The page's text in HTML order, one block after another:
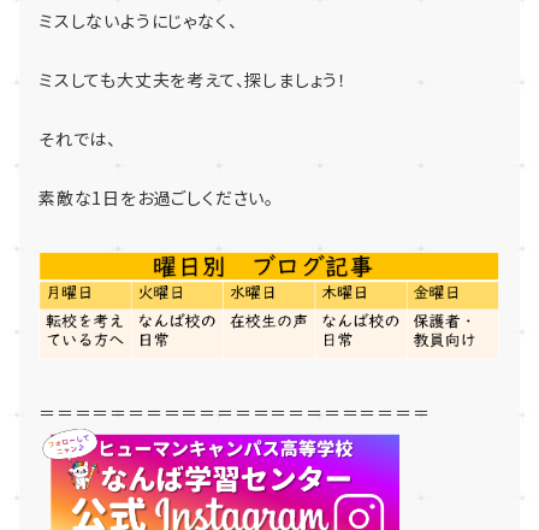
ミスしないようにじゃなく、
ミスしても大丈夫を考えて、探しましょう！
それでは、
素敵な1 日をお過ごしください。
＝＝＝＝＝＝＝＝＝＝＝＝＝＝＝＝＝＝＝＝＝＝